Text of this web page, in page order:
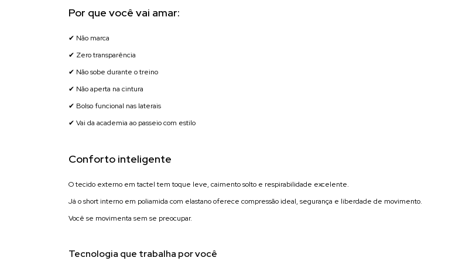
Por que você vai amar:
✔ Não marca
✔ Zero transparência
✔ Não sobe durante o treino
✔ Não aperta na cintura
✔ Bolso funcional nas laterais
✔ Vai da academia ao passeio com estilo
Conforto inteligente
O tecido externo em tactel tem toque leve, caimento solto e respirabilidade excelente.
Já o short interno em poliamida com elastano oferece compressão ideal, segurança e liberdade de movimento.
Você se movimenta sem se preocupar.
Tecnologia que trabalha por você